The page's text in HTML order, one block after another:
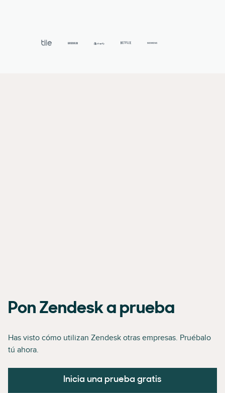
Pon Zendesk a prueba
Has visto cómo utilizan Zendesk otras empresas. Pruébalo
tú ahora.
Inicia una prueba gratis